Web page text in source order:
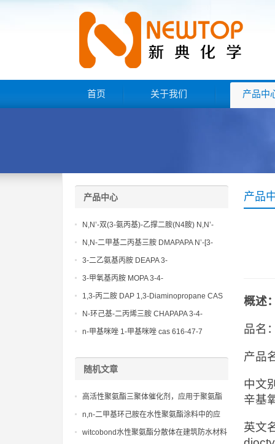
首页 关于我们 产品中
产品
概述
品名
产品
中文
辛基
英文
产品中心
N,N’-双(3-氨丙基)-乙撑二胺(N4胺) N,N’-
Bis(3-aminopropyl)-ethylenediamine CAS
No10563-26-5
N,N-二甲基二丙基三胺 DMAPAPA N’-[3-
(dimethylamino)propyllpropane-1,3-
diamine CAS No10563-29-8
3-二乙氨基丙胺 DEAPA 3-
(Diethylamino)propylamine CAS No 104-
3-甲氧基丙胺 MOPA 3-4-
Methoxypropylamine CAS No 5332-73-0
1,3-丙二胺 DAP 1,3-Diaminopropane CAS
No 109-76-2
N-环己基-二丙烯三胺 CHAPAPA 3-4-
Methoxypropylamine CAS No:5332-73-0
n-甲基咪唑 1-甲基咪唑 cas 616-47-7
随机文章
高活性聚氨酯三聚体催化剂，应用于聚氨酯
硬泡的异氰脲酸酯环化
n,n-二甲基环己胺在水性聚氨酯涂料中的应
用，促进快速固化和性能提升。
witcobond水性聚氨酯分散体在建筑防水材料